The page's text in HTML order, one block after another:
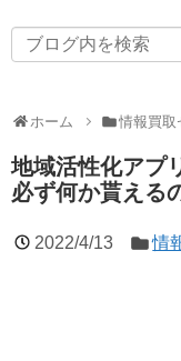
ホーム 情報買取
地域活性化アプ
必ず何か貰える
2022/4/13 情